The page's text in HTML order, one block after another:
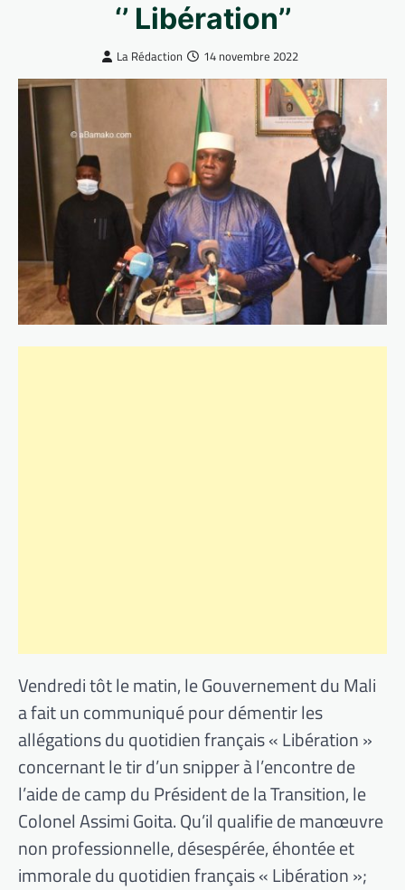
‘’ Libération’’
La Rédaction 14 novembre 2022
Vendredi tôt le matin, le Gouvernement du Mali
a fait un communiqué pour démentir les
allégations du quotidien français « Libération »
concernant le tir d’un snipper à l’encontre de
l’aide de camp du Président de la Transition, le
Colonel Assimi Goita. Qu’il qualifie de manœuvre
non professionnelle, désespérée, éhontée et
immorale du quotidien français « Libération »;